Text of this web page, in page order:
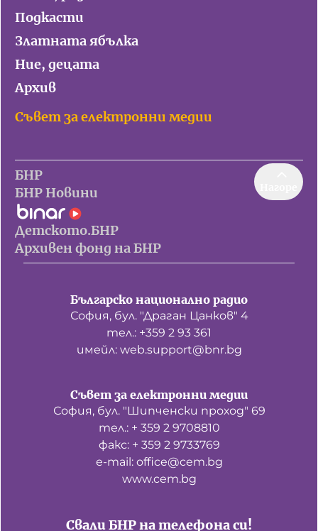
Подкасти
Златната ябълка
Ние, децата
Архив
Съвет за електронни медии
БНР
БНР Новини
Детското.БНР
Архивен фонд на БНР
Българско национално радио
София, бул. "Драган Цанков" 4
тел.: +359 2 93 361
имейл: web.support@bnr.bg
Свали БНР на телефона си!
Съвет за електронни медии
София, бул. "Шипченски проход" 69
тел.: + 359 2 9708810
факс: + 359 2 9733769
е-mail: office@cem.bg
www.cem.bg